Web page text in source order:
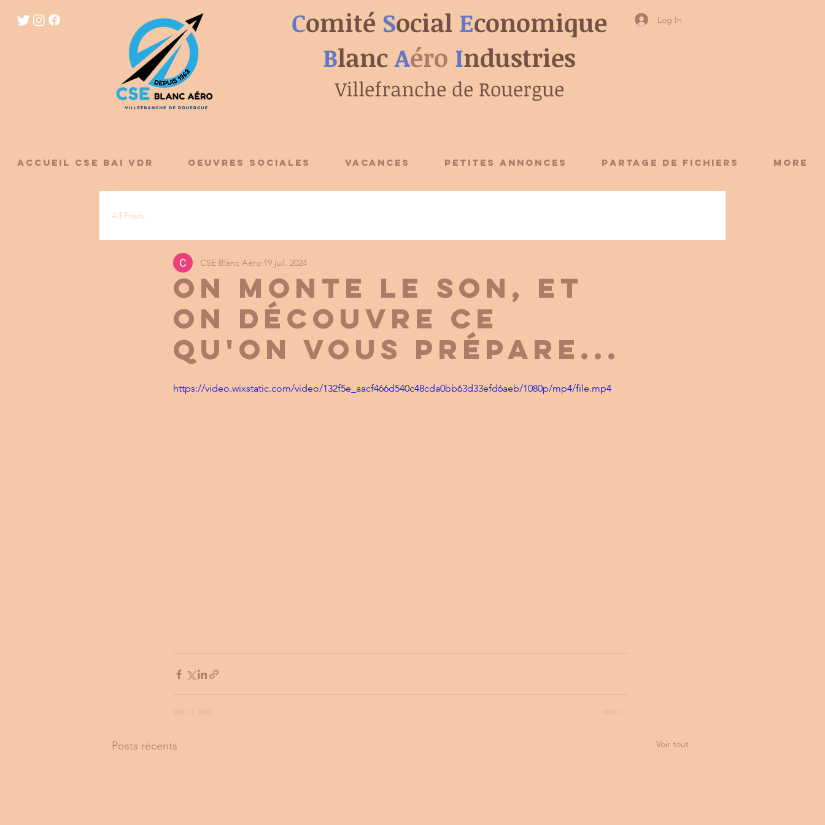
Log In
Comité Social Economique
Blanc Aéro Industries
Villefranche de Rouergue
ACCUEIL CSE BAI VDR OEUVRES SOCIALES VACANCES PETITES ANNONCES Partage de fichiers More
All Posts
On monte le son, et
on découvre ce
qu'on vous prépare...
CSE Blanc Aéro 19 juil. 2024
https://video.wixstatic.com/video/132f5e_aacf466d540c48cda0bb63d33efd6aeb/1080p/mp4/file.mp4
Posts récents Voir tout